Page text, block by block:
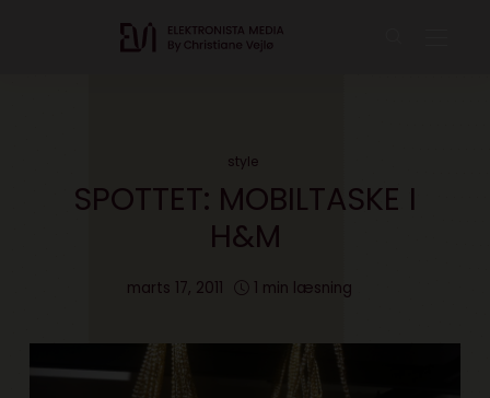
style
SPOTTET: MOBILTASKE I
H&M
marts 17, 2011 1 min læsning